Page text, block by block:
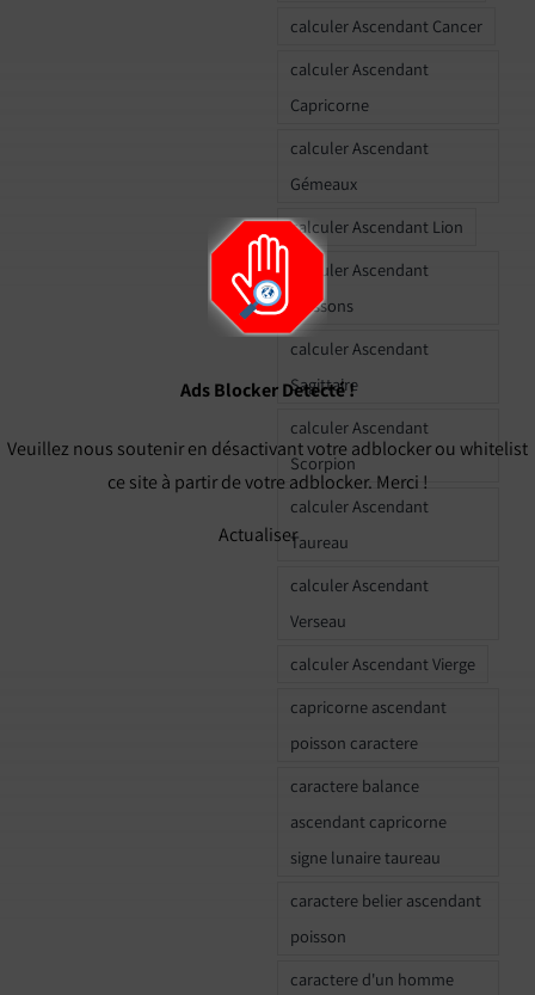
calculer Ascendant Cancer
calculer Ascendant
Capricorne
calculer Ascendant
Gémeaux
calculer Ascendant Lion
calculer Ascendant
Poissons
calculer Ascendant
Sagittaire
calculer Ascendant
Scorpion
calculer Ascendant
Taureau
calculer Ascendant
Verseau
calculer Ascendant Vierge
capricorne ascendant
poisson caractere
caractere balance
ascendant capricorne
signe lunaire taureau
caractere belier ascendant
poisson
caractere d'un homme
Ads Blocker Detecté !
Veuillez nous soutenir en désactivant votre adblocker ou whitelist
ce site à partir de votre adblocker. Merci !
Actualiser